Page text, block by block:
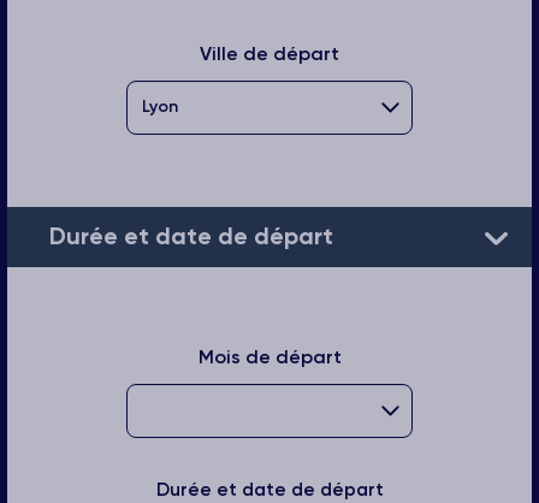
Ville de départ
Durée et date de départ
Mois de départ
Durée et date de départ